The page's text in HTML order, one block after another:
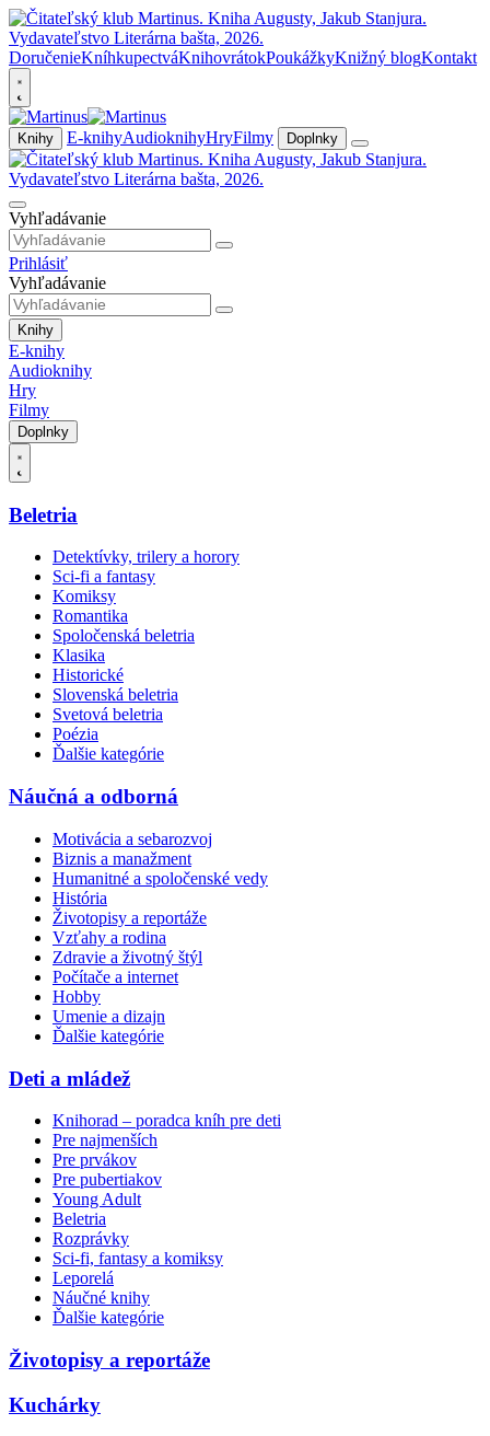
DoručenieKníhkupectváKnihovrátokPoukážkyKnižný blogKontakt
Knihy E-knihyAudioknihyHryFilmy Doplnky
Vyhľadávanie
Prihlásiť
Vyhľadávanie
Knihy
E-knihy
Audioknihy
Hry
Filmy
Doplnky
Beletria
Detektívky, trilery a horory
Sci-fi a fantasy
Komiksy
Romantika
Spoločenská beletria
Klasika
Historické
Slovenská beletria
Svetová beletria
Poézia
Ďalšie kategórie
Náučná a odborná
Motivácia a sebarozvoj
Biznis a manažment
Humanitné a spoločenské vedy
História
Životopisy a reportáže
Vzťahy a rodina
Zdravie a životný štýl
Počítače a internet
Hobby
Umenie a dizajn
Ďalšie kategórie
Deti a mládež
Knihorad – poradca kníh pre deti
Pre najmenších
Pre prvákov
Pre pubertiakov
Young Adult
Beletria
Rozprávky
Sci-fi, fantasy a komiksy
Leporelá
Náučné knihy
Ďalšie kategórie
Životopisy a reportáže
Kuchárky